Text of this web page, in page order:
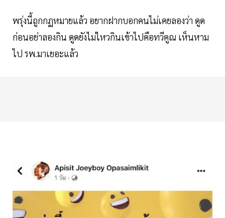
พรุ่งนี้ถูกกฏหมายแล้ว อยากฝากบอกคนไม่เคยลองว่า ดูด
ก่อนอย่าลองกิน ดูดยังไม่ไหวกินเข้าไปคือทวีคูณ เห็นหาม
ไป รพ.มาเยอะแล้ว